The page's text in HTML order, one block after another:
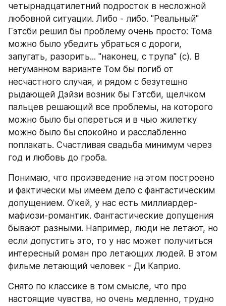
четырнадцатилетний подросток в несложной
любовной ситуации. Либо - либо. "Реальный"
Гэтсби решил бы проблему очень просто: Тома
можно было убедить убраться с дороги,
запугать, разорить... "наконец, с трупа" (с). В
негуманном варианте Том бы погиб от
несчастного случая, и рядом с безутешно
рыдающей Дэйзи возник бы Гэтсби, щелчком
пальцев решающий все проблемы, на которого
можно было бы опереться и в чью жилетку
можно было бы спокойно и расслабленно
поплакать. Счастливая свадьба минимум через
год и любовь до гроба.
Понимаю, что произведение на этом построено
и фактически мы имеем дело с фантастическим
допущением. О'кей, у нас есть миллиардер-
мафиози-романтик. Фантастические допущения
бывают разными. Например, люди не летают, но
если допустить это, то у нас может получиться
интересный роман про летающих людей. В этом
фильме летающий человек - Ди Каприо.
Снято по классике в том смысле, что про
настоящие чувства, но очень медленно, трудно